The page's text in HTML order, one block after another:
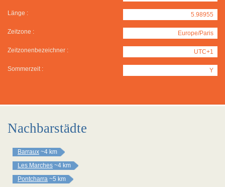
Länge : 5.98955
Zeitzone : Europe/Paris
Zeitzonenbezeichner : UTC+1
Sommerzeit : Y
Nachbarstädte
Barraux ~4 km
Les Marches ~4 km
Pontcharra ~5 km